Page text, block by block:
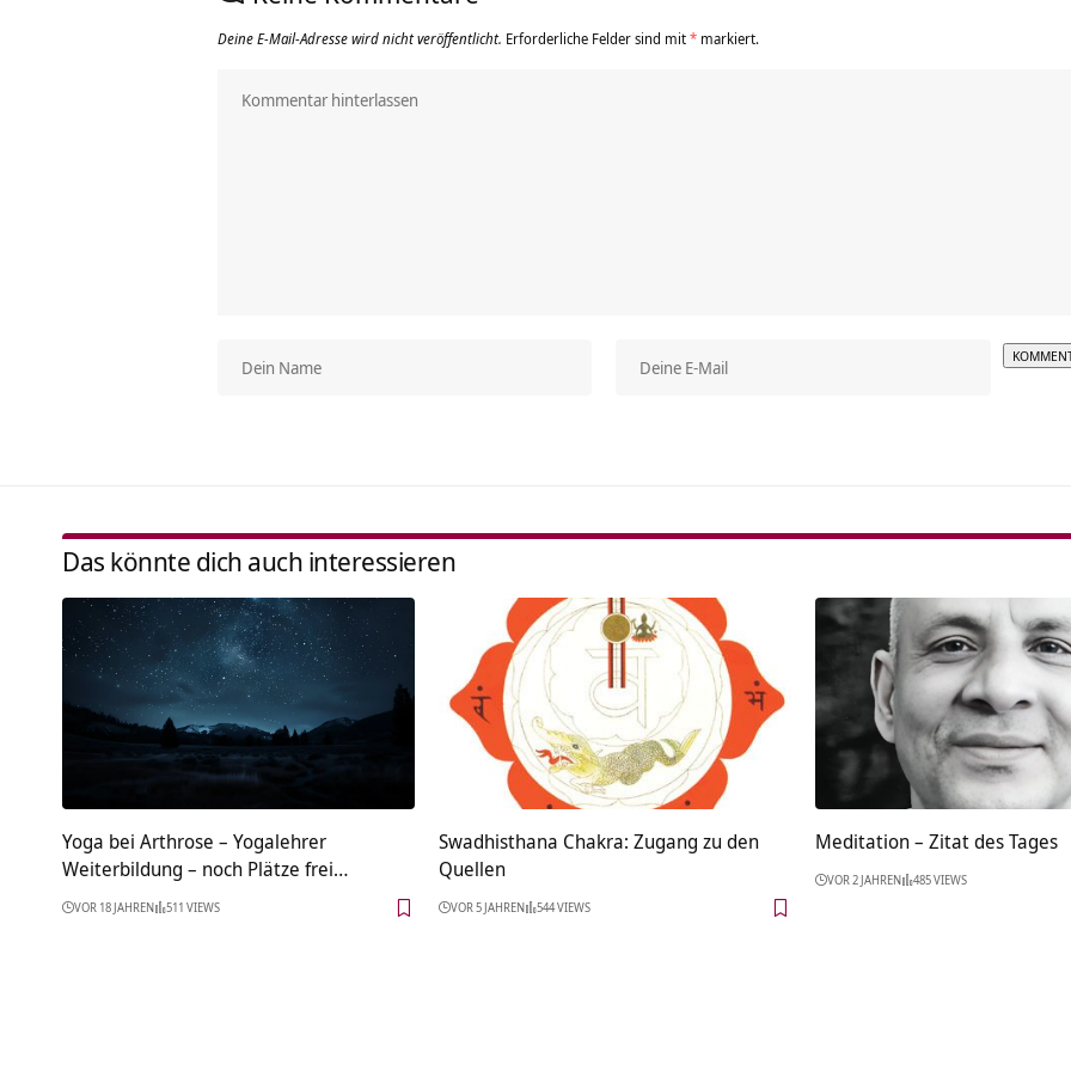
Deine E-Mail-Adresse wird nicht veröffentlicht. Erforderliche Felder sind mit* markiert.
Das könnte dich auch interessieren
Yoga bei Arthrose – Yogalehrer
Weiterbildung – noch Plätze frei…
VOR 18 JAHREN 511 VIEWS
Swadhisthana Chakra: Zugang zu den
Quellen
VOR 5 JAHREN 544 VIEWS
Meditation – Zitat des Tages
VOR 2 JAHREN 485 VIEWS